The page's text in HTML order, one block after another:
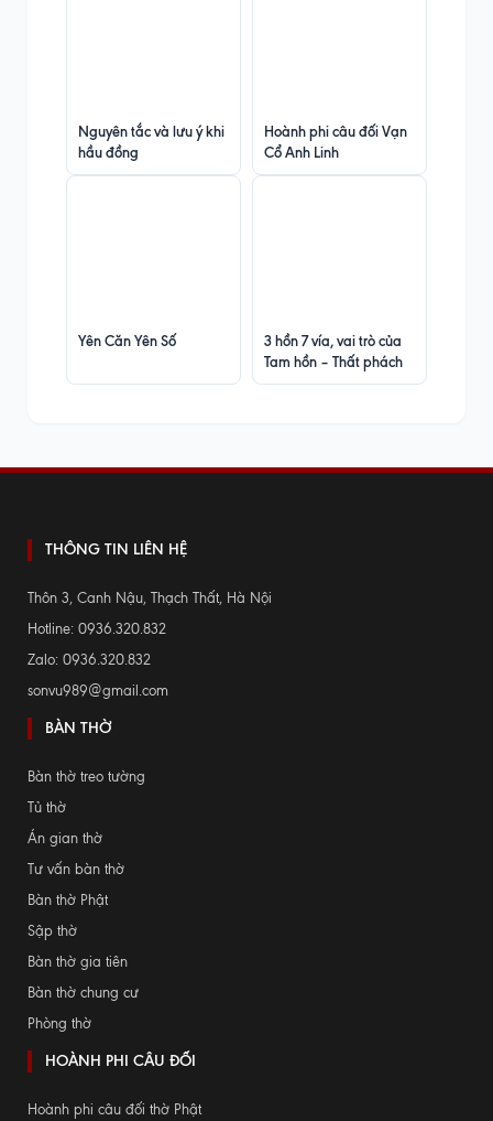
Nguyên tắc và lưu ý khi
hầu đồng
Hoành phi câu đối Vạn
Cổ Anh Linh
Yên Căn Yên Số
3 hồn 7 vía, vai trò của
Tam hồn – Thất phách
THÔNG TIN LIÊN HỆ
Thôn 3, Canh Nậu, Thạch Thất, Hà Nội
Hotline: 0936.320.832
Zalo: 0936.320.832
sonvu989@gmail.com
BÀN THỜ
Bàn thờ treo tường
Tủ thờ
Án gian thờ
Tư vấn bàn thờ
Bàn thờ Phật
Sập thờ
Bàn thờ gia tiên
Bàn thờ chung cư
Phòng thờ
HOÀNH PHI CÂU ĐỐI
Hoành phi câu đối thờ Phật